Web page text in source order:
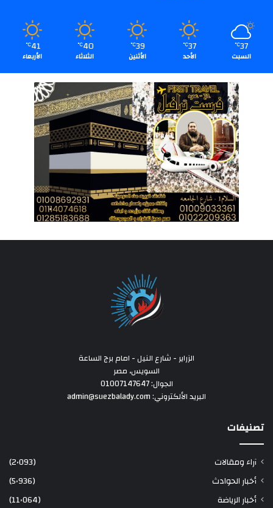
37
℃
السبت
37
℃
الأحد
39
℃
الأثنين
40
℃
الثلاثاء
41
℃
الأربعاء
الزراير - شارع النيل - امام برج الساعة
السويس، مصر
الجوال: 01007147647
البريد الألكتروني: admin@suezbalady.com
تصنيفات
آراء ومقالات
(2٬093)
أخبار الحوادث
(5٬936)
أخبار الرياضة
(11٬064)